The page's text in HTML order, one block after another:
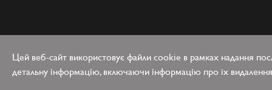
Цей веб-сайт використовує файли cookie в рамках надання
детальну інформацію, включаючи інформацію про їх